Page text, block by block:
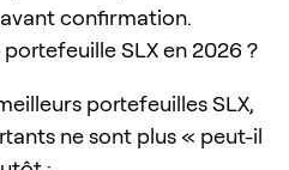
confirmation.
SLX en 2026 ?
portefeuilles SLX,
ne sont plus « peut-il